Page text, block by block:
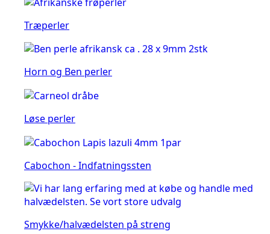
Træperler
Horn og Ben perler
Løse perler
Cabochon - Indfatningssten
Smykke/halvædelsten på streng